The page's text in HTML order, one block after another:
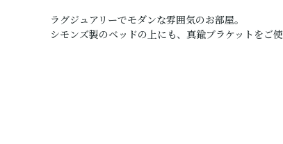
ラグジュアリーでモダンな雰囲気のお部屋。
シモンズ製のベッドの上にも、真鍮ブラケットをご